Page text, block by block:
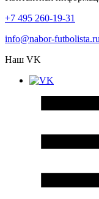
+7 495 260-19-31
info@nabor-futbolista.ru
Наш VK